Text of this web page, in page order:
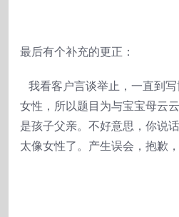
最后有个补充的更正：
我看客户言谈举止，一直到
女性，所以题目为与宝宝母云
是孩子父亲。不好意思，你说
太像女性了。产生误会，抱歉